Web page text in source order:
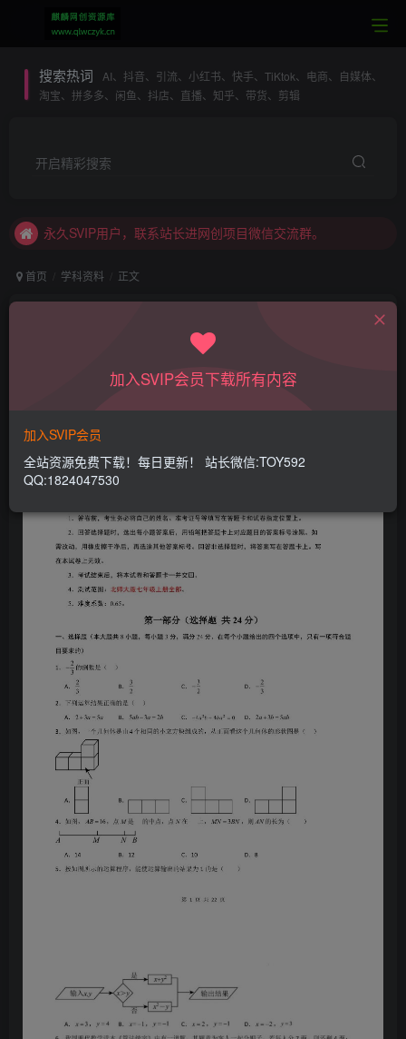
搜索热词
AI、抖音、引流、小红书、快手、TiKtok、电商、自媒体、
淘宝、拼多多、闲鱼、抖店、直播、知乎、带货、剪辑
开启精彩搜索
每日更新全网最热最新VIP网络项目课程
本站SVIP：全站资源无限制下载
本站SVIP：专业一对一技术指导
本站SVIP：全站内容无限制阅读
首页 学科资料 正文
8个月前更新加入SVIP会员下载所有内容
加入SVIP会员
全站资源免费下载！每日更新！ 站长微信:TOY592
QQ:1824047530